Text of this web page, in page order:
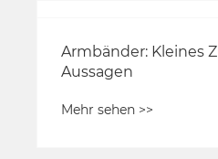
Was macht einen
Diamant-Halsband
Mehr sehen >>